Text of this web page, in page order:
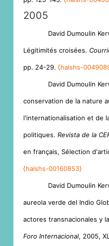
2005
David Dumoulin
Légitimités croisées.
pp. 24-29. ⟨halshs-
David Dumoulin
conservation de la nature
l'internationalisation et de
politiques. Revista de la
en français, Sélection
⟨halshs-00160853⟩
David Dumoulin
aureola verde del Indio
actores transnacionales y
Foro Internacional, 2005,